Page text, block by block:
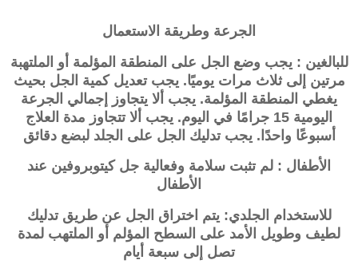
الجرعة وطريقة الاستعمال
للبالغين : يجب وضع الجل على المنطقة المؤلمة أو الملتهبة
مرتين إلى ثلاث مرات يوميًا. يجب تعديل كمية الجل بحيث
يغطي المنطقة المؤلمة. يجب ألا يتجاوز إجمالي الجرعة
اليومية 15 جرامًا في اليوم. يجب ألا تتجاوز مدة العلاج
أسبوعًا واحدًا. يجب تدليك الجل على الجلد لبضع دقائق
الأطفال : لم تثبت سلامة وفعالية جل كيتوبروفين عند
الأطفال
للاستخدام الجلدي: يتم اختراق الجل عن طريق تدليك
لطيف وطويل الأمد على السطح المؤلم أو الملتهب لمدة
تصل إلى سبعة أيام